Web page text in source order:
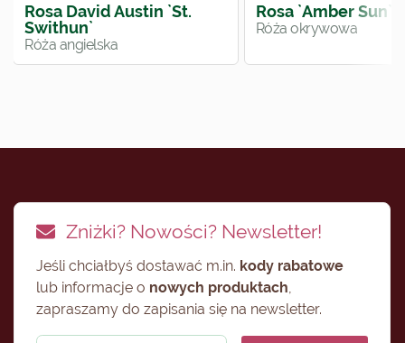
Rosa David Austin `St.
Swithun`
Róża angielska
Rosa `Amber Sun`
Róża okrywowa
Zniżki? Nowości? Newsletter!
Jeśli chciałbyś dostawać m.in. kody rabatowe
lub informacje o nowych produktach
zapraszamy do zapisania się na newsletter.